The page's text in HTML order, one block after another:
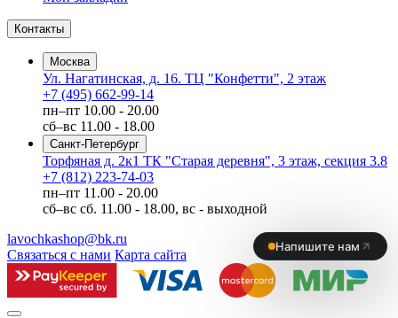
Контакты
Москва
Ул. Нагатинская, д. 16. ТЦ "Конфетти", 2 этаж
+7 (495) 662-99-14
пн–пт 10.00 - 20.00
сб–вс 11.00 - 18.00
Санкт-Петербург
Торфяная д. 2к1 ТК "Старая деревня", 3 этаж, секция 3.8
+7 (812) 223-74-03
пн–пт 11.00 - 20.00
сб–вс сб. 11.00 - 18.00, вс - выходной
lavochkashop@bk.ru
Связаться с нами Карта сайта